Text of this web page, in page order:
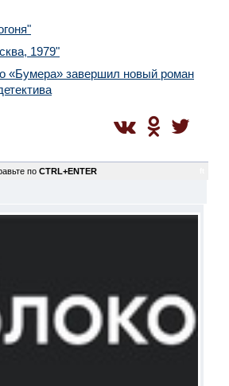
1979"
«Бумера» завершил новый роман
по CTRL+ENTER